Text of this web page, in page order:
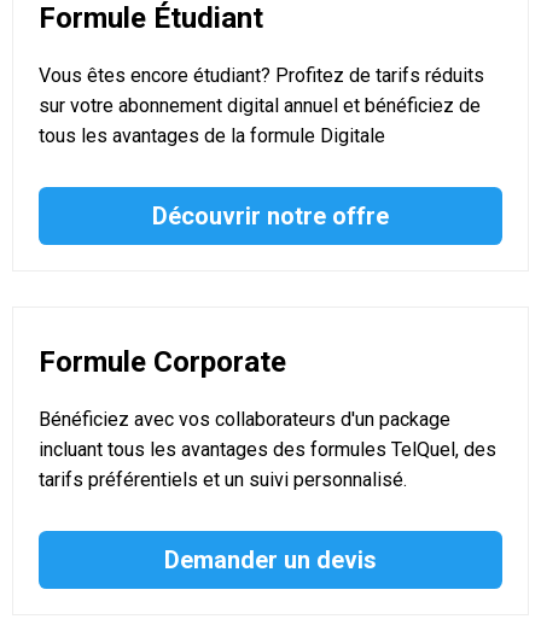
Formule Étudiant
Vous êtes encore étudiant? Profitez de tarifs réduits
sur votre abonnement digital annuel et bénéficiez de
tous les avantages de la formule Digitale
Découvrir notre offre
Formule Corporate
Bénéficiez avec vos collaborateurs d'un package
incluant tous les avantages des formules TelQuel, des
tarifs préférentiels et un suivi personnalisé.
Demander un devis